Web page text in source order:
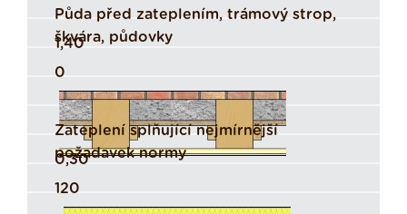
Půda před zateplením, trámový strop,
škvára, půdovky
1,40
0
Zateplení splňující nejmírnější
požadavek normy
0,30
120